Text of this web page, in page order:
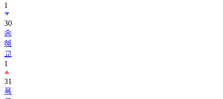
30
송
혜
교
1
31
폭
군
의